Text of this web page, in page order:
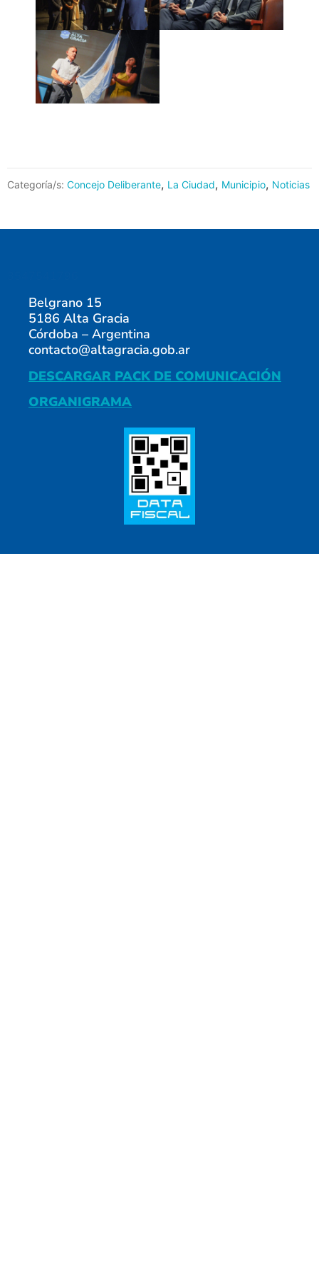
Categoría/s: Concejo Deliberante, La Ciudad, Municipio, Noticias
Belgrano 15
5186 Alta Gracia
Córdoba – Argentina
contacto@altagracia.gob.ar
DESCARGAR PACK DE COMUNICACIÓN
ORGANIGRAMA